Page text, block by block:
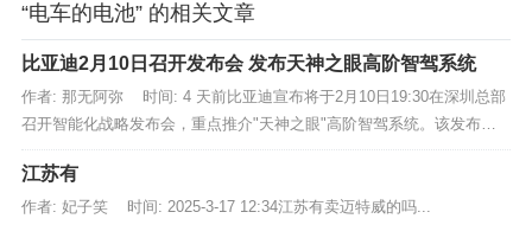
“电车的电池” 的相关文章
比亚迪2月10日召开发布会 发布天神之眼高阶智驾系统
作者: 那无阿弥 时间: 4 天前比亚迪宣布将于2月10日19:30在深圳总部
召开智能化战略发布会，重点推介"天神之眼"高阶智驾系统。该发布会
旨在通过技术创新降低智能驾驶使用门槛，推动全民智驾体...
江苏有
作者: 妃子笑 时间: 2025-3-17 12:34江苏有卖迈特威的吗...